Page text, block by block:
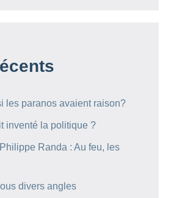
les paranos avaient raison?
inventé la politique ?
Randa : Au feu, les
divers angles